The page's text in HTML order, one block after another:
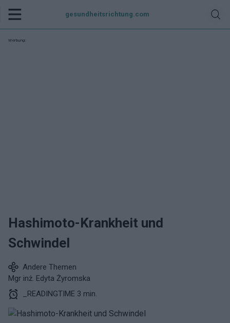
gesundheitsrichtung.com
Werbung:
Hashimoto-Krankheit und
Schwindel
Andere Themen
Mgr inż. Edyta Żyromska
_READINGTIME 3 min.